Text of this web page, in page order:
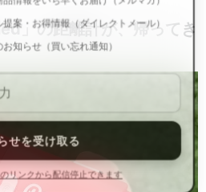
」の距離計が、帰ってき
情報をいち早くお届け（メルマガ）
案・お得情報（ダイレクトメール）
知らせ（買い忘れ通知）
せを受け取る
リンクから配信停止できます